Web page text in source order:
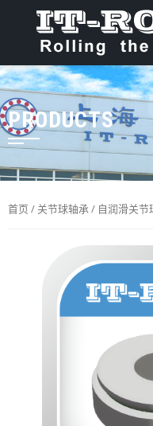
PRODUCTS
首页 / 关节球轴承/ 自润滑关节